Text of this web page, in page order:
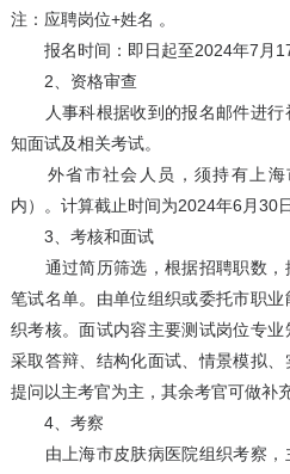
注：应聘岗位+姓名 。
报名时间：即日起至2024年7月17
2、资格审查
人事科根据收到的报名邮件进行
知面试及相关考试。
外省市社会人员，须持有上海
内）。计算截止时间为2024年6月30日
3、考核和面试
通过简历筛选，根据招聘职数，
笔试名单。由单位组织或委托市职
织考核。面试内容主要测试岗位专
采取答辩、结构化面试、情景模拟
提问以主考官为主，其余考官可做补
4、考察
由上海市皮肤病医院组织考察，